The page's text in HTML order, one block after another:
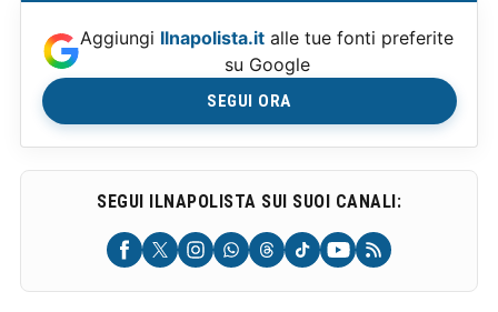
Aggiungi Ilnapolista.it alle tue fonti preferite
su Google
SEGUI ORA
SEGUI ILNAPOLISTA SUI SUOI CANALI: